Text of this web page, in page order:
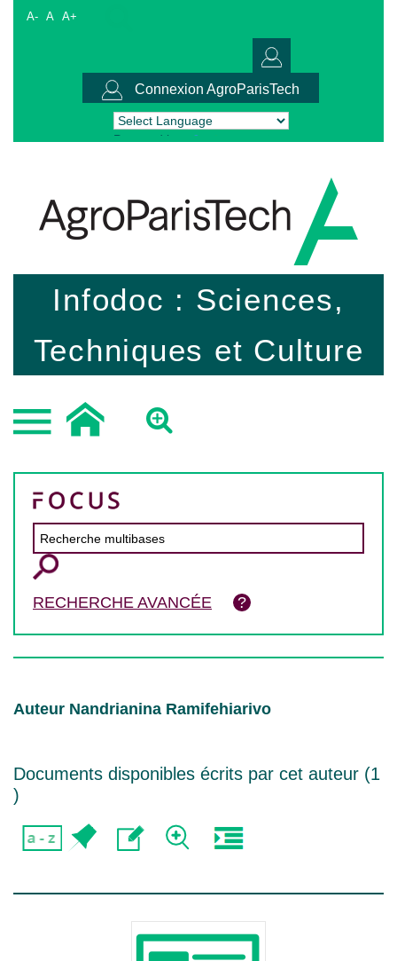
A- A A+
Connexion AgroParisTech
Powered by Translate
Infodoc : Sciences,
Techniques et Culture
RECHERCHE AVANCÉE
Auteur Nandrianina Ramifehiarivo
Documents disponibles écrits par cet auteur (1
)